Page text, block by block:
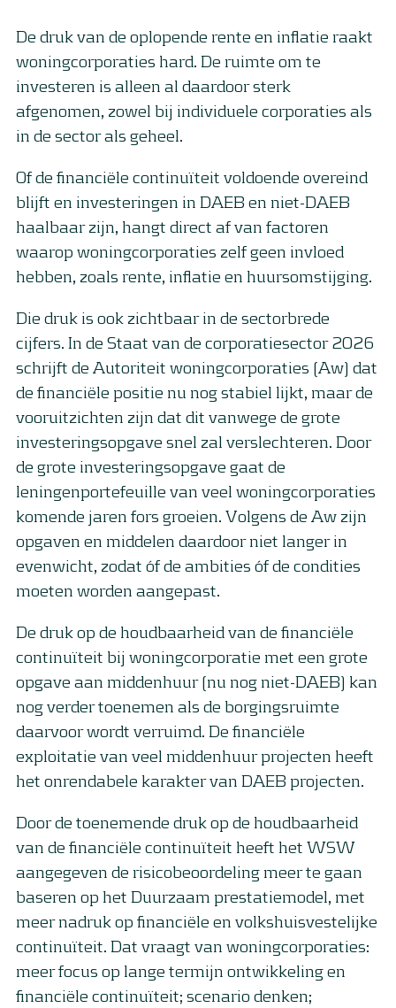
De druk van de oplopende rente en inflatie raakt
woningcorporaties hard. De ruimte om te
investeren is alleen al daardoor sterk
afgenomen, zowel bij individuele corporaties als
in de sector als geheel.
Of de financiële continuïteit voldoende overeind
blijft en investeringen in DAEB en niet-DAEB
haalbaar zijn, hangt direct af van factoren
waarop woningcorporaties zelf geen invloed
hebben, zoals rente, inflatie en huursomstijging.
Die druk is ook zichtbaar in de sectorbrede
cijfers. In de Staat van de corporatiesector 2026
schrijft de Autoriteit woningcorporaties (Aw) dat
de financiële positie nu nog stabiel lijkt, maar de
vooruitzichten zijn dat dit vanwege de grote
investeringsopgave snel zal verslechteren. Door
de grote investeringsopgave gaat de
leningenportefeuille van veel woningcorporaties
komende jaren fors groeien. Volgens de Aw zijn
opgaven en middelen daardoor niet langer in
evenwicht, zodat óf de ambities óf de condities
moeten worden aangepast.
De druk op de houdbaarheid van de financiële
continuïteit bij woningcorporatie met een grote
opgave aan middenhuur (nu nog niet-DAEB) kan
nog verder toenemen als de borgingsruimte
daarvoor wordt verruimd. De financiële
exploitatie van veel middenhuur projecten heeft
het onrendabele karakter van DAEB projecten.
Door de toenemende druk op de houdbaarheid
van de financiële continuïteit heeft het WSW
aangegeven de risicobeoordeling meer te gaan
baseren op het Duurzaam prestatiemodel, met
meer nadruk op financiële en volkshuisvestelijke
continuïteit. Dat vraagt van woningcorporaties:
meer focus op lange termijn ontwikkeling en
financiële continuïteit; scenario denken;